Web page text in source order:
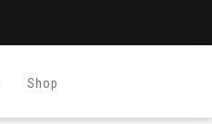
Shop